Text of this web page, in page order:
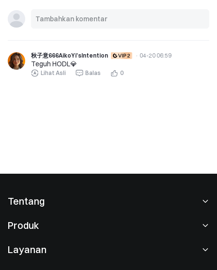
秋子意666AikoYi'sIntention · 04-20 06:59
Teguh HODL💎
Lihat Asli Balas 0
Tentang
Ruang berita
Produk
Layanan